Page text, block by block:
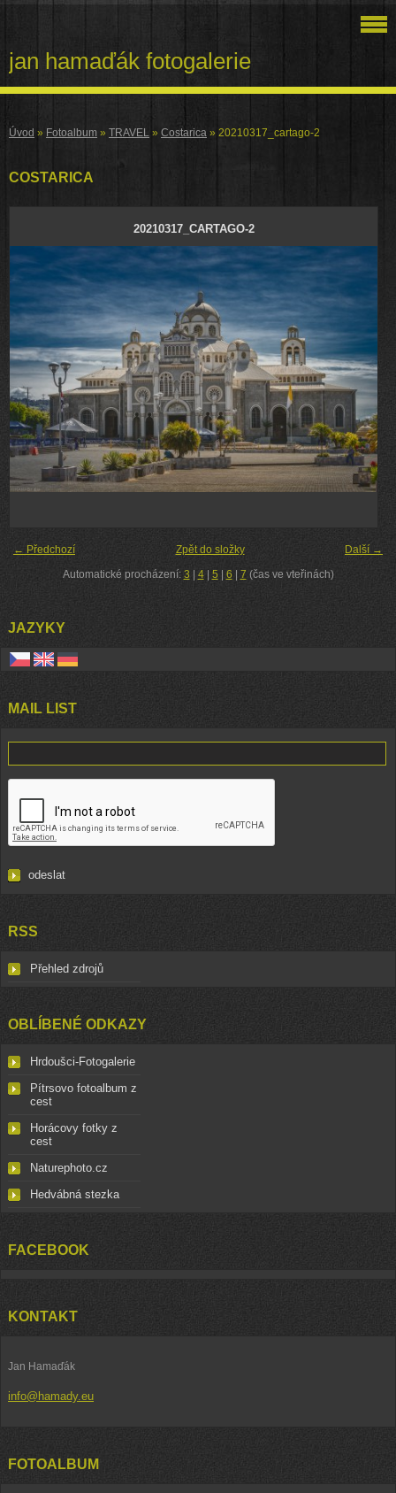
jan hamaďák fotogalerie
Úvod » Fotoalbum » TRAVEL » Costarica » 20210317_cartago-2
COSTARICA
20210317_CARTAGO-2
← Předchozí Další →
Zpět do složky
Automatické procházení: 3 | 4| 5 | 6 | 7 (čas ve vteřinách)
JAZYKY
MAIL LIST
RSS
Přehled zdrojů
OBLÍBENÉ ODKAZY
Hrdoušci-Fotogalerie
Pítrsovo fotoalbum z
cest
Horácovy fotky z
cest
Naturephoto.cz
Hedvábná stezka
FACEBOOK
KONTAKT
Jan Hamaďák
info@hamady.eu
FOTOALBUM